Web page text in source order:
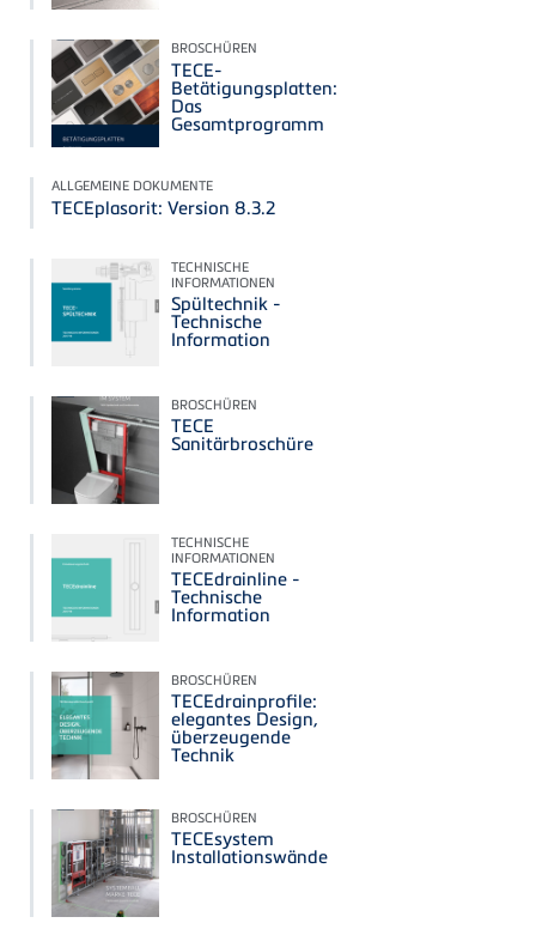
BROSCHÜREN
TECE-
Betätigungsplatten:
Das
Gesamtprogramm
ALLGEMEINE DOKUMENTE
TECEplasorit: Version 8.3.2
TECHNISCHE
INFORMATIONEN
Spültechnik -
Technische
Information
BROSCHÜREN
TECE
Sanitärbroschüre
TECHNISCHE
INFORMATIONEN
TECEdrainline -
Technische
Information
BROSCHÜREN
TECEdrainprofile:
elegantes Design,
überzeugende
Technik
BROSCHÜREN
TECEsystem
Installationswände